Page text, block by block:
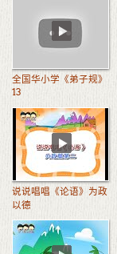
全国华小学《弟子规》
13
说说唱唱《论语》为政
以德